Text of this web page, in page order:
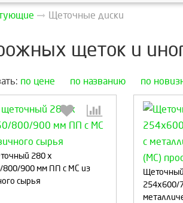
Щеточные диски
щеток и
по цене по названию по
280 x
800/900 мм ПП с МС из
сырья
количество:
254x600/